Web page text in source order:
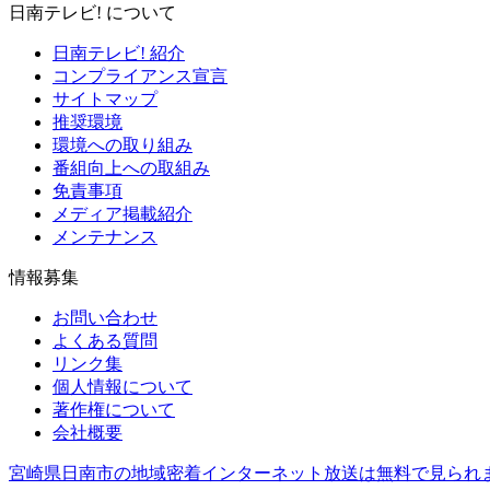
日南テレビ! について
日南テレビ! 紹介
コンプライアンス宣言
サイトマップ
推奨環境
環境への取り組み
番組向上への取組み
免責事項
メディア掲載紹介
メンテナンス
情報募集
お問い合わせ
よくある質問
リンク集
個人情報について
著作権について
会社概要
宮崎県日南市の地域密着インターネット放送は無料で見られ